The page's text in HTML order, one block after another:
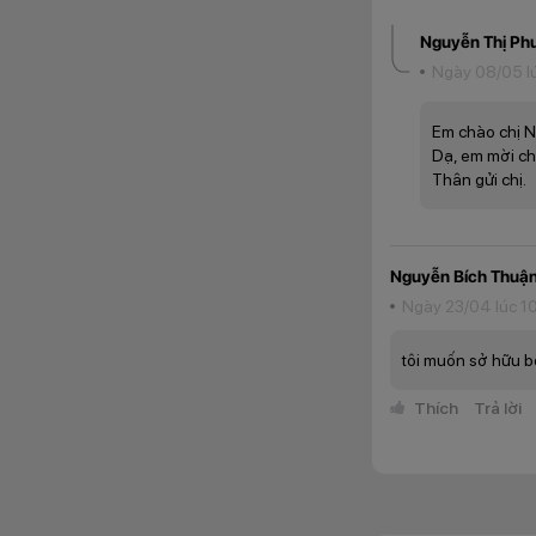
Sở hữu màn hình
độc quyền giúp
Nguyễn Thị
Ngày 08/05
Em chào chị
Dạ, em mời
Thân gửi chị.
Nguyễn Bích
Ngày 23/04 lúc
tôi muốn sở hữu
Thích Trả lời